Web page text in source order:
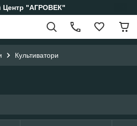
Центр "АГРОВЕК"
Культиватори